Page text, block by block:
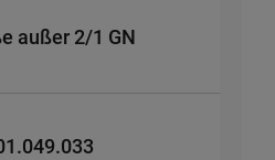
außer 2/1 GN